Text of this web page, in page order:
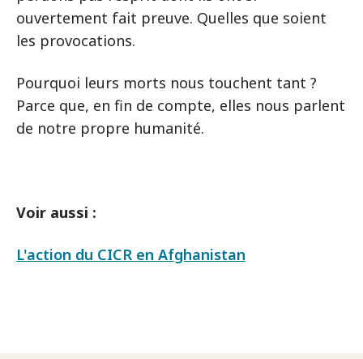
ouvertement fait preuve. Quelles que soient
les provocations.
Pourquoi leurs morts nous touchent tant ?
Parce que, en fin de compte, elles nous parlent
de notre propre humanité.
Voir aussi :
L'action du CICR en Afghanistan